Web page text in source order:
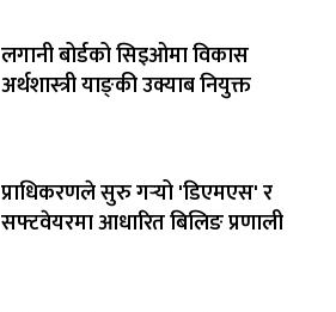
लगानी बोर्डको सिइओमा विकास
अर्थशास्त्री याङ्‌की उक्याब नियुक्त
प्राधिकरणले सुरु गर्‍यो 'डिएमएस' र
सफ्टवेयरमा आधारित बिलिङ प्रणाली